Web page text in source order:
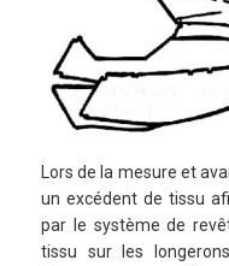
Lors de la mesure et
un excédent de tissu
par le système de
tissu sur les